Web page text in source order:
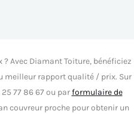
Avec Diamant Toiture, bénéficiez
meilleur rapport qualité / prix. Sur
77 86 67 ou parformulaire de
couvreur proche pour obtenir un